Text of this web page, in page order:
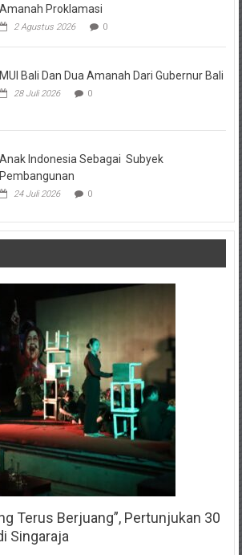
Amanah Proklamasi
2 Agustus 2026 0
MUI Bali Dan Dua Amanah Dari Gubernur Bali
28 Juli 2026 0
Anak Indonesia Sebagai Subyek
Pembangunan
24 Juli 2026 0
Terus Berjuang”, Pertunjukan 30
Singaraja